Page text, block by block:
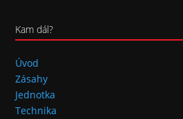
Kam dál?
Úvod
Zásahy
Jednotka
Technika